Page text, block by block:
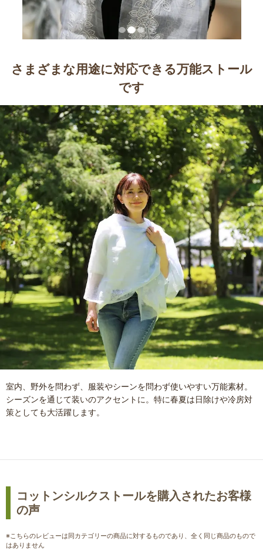
さまざまな用途に対応できる万能ストール
です
室内、野外を問わず、服装やシーンを問わず使いやすい万能素材。
シーズンを通じて装いのアクセントに。特に春夏は日除けや冷房対
策としても大活躍します。
コットンシルクストールを購入されたお客様
の声
※こちらのレビューは同カテゴリーの商品に対するものであり、全く同じ商品のもので
はありません